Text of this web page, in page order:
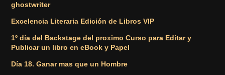
ghostwriter
Excelencia Literaria Edición de Libros VIP
1º día del Backstage del proximo Curso para Editar y
Publicar un libro en eBook y Papel
Día 18. Ganar mas que un Hombre